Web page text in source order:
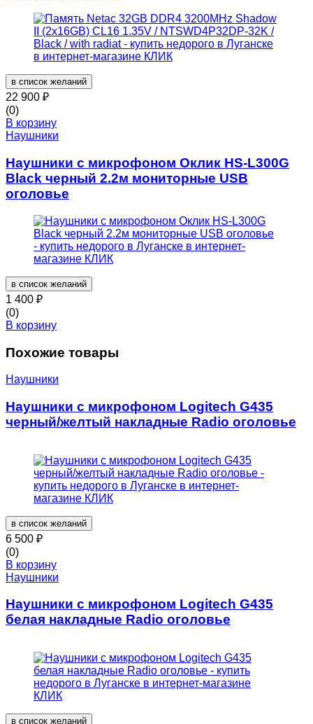
в список желаний
22 900 ₽
(0)
В корзину
Наушники
Наушники с микрофоном Оклик HS-L300G
Black черный 2.2м мониторные USB
оголовье
в список желаний
1 400 ₽
(0)
В корзину
Похожие товары
Наушники
Наушники с микрофоном Logitech G435
черный/желтый накладные Radio оголовье
в список желаний
6 500 ₽
(0)
В корзину
Наушники
Наушники с микрофоном Logitech G435
белая накладные Radio оголовье
в список желаний